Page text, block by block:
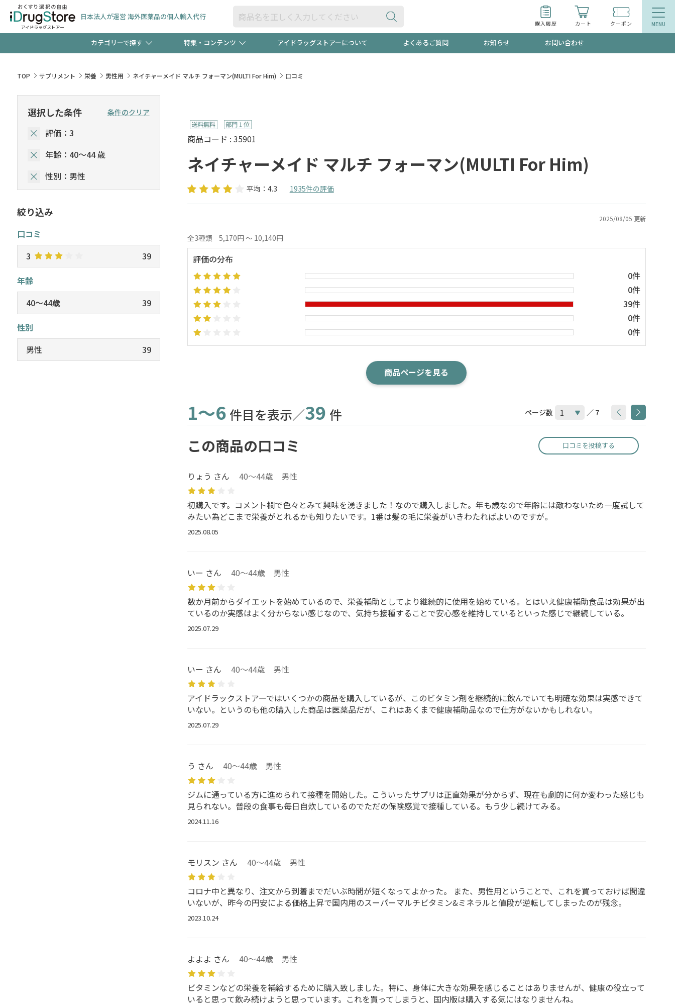
日本法人が運営 海外医薬品の個人輸入代行
購入履歴 カート クーポン
カテゴリーで探す
ペット用品
特集・コンテンツ
【早割】お得なクーポン"3種類"出現中！今月のスト
新規登録で！今すぐ使えるクーポンプレゼント中！！
友だち大募集！限定クーポンも不定期配信
アイドラッグストアーについて よくあるご質問 お知らせ お問い合わせ
TOP サプリメント 栄養 男性用 ネイチャーメイド マルチ フォーマン(MULTI For Him) 口コミ
商品コード : 35901
ネイチャーメイド マルチ フォーマン(MULTI For Him)
平均：4.3 1935件の評価
2025/08/05 更新
全3種類 5,170円 ～ 10,140円
評価の分布
0件
0件
39件
0件
0件
商品ページを見る
1～6 件目を表示／39 件 ページ数 ／ 7
この商品の口コミ 口コミを投稿する
りょう さん 40～44歳 男性
初購入です。コメント欄で色々とみて興味を湧きました！なので購入しました。年も歳なので年齢には敵わないため一度試して
みたい為どこまで栄養がとれるかも知りたいです。1番は髪の毛に栄養がいきわたればよいのですが。
2025.08.05
いー さん 40～44歳 男性
数か月前からダイエットを始めているので、栄養補助としてより継続的に使用を始めている。とはいえ健康補助食品は効果が出
ているのか実感はよく分からない感じなので、気持ち接種することで安心感を維持しているといった感じで継続している。
2025.07.29
いー さん 40～44歳 男性
アイドラックストアーではいくつかの商品を購入しているが、このビタミン剤を継続的に飲んでいても明確な効果は実感できて
いない。というのも他の購入した商品は医薬品だが、これはあくまで健康補助品なので仕方がないかもしれない。
2025.07.29
う さん 40～44歳 男性
ジムに通っている方に進められて接種を開始した。こういったサプリは正直効果が分からず、現在も劇的に何か変わった感じも
見られない。普段の食事も毎日自炊しているのでただの保険感覚で接種している。もう少し続けてみる。
2024.11.16
モリスン さん 40～44歳 男性
コロナ中と異なり、注文から到着までだいぶ時間が短くなってよかった。 また、男性用ということで、これを買っておけば間違
いないが、昨今の円安による価格上昇で国内用のスーパーマルチビタミン&ミネラルと値段が逆転してしまったのが残念。
2023.10.24
よよよ さん 40～44歳 男性
ビタミンなどの栄養を補給するために購入致しました。特に、身体に大きな効果を感じることはありませんが、健康の役立って
いると思って飲み続けようと思っています。これを買ってしまうと、国内版は購入する気にはなりませんね。
選択した条件 条件のクリア
評価：3
年齢：40～44 歳
性別：男性
絞り込み
口コミ
3
39
年齢
40～44歳
39
性別
男性
39